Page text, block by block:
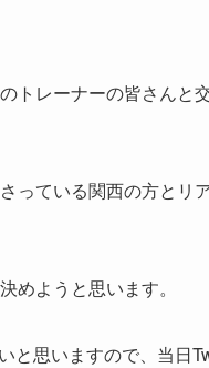
トレーナーの皆さんと
っている関西の方とリ
めようと思います。
と思いますので、当日